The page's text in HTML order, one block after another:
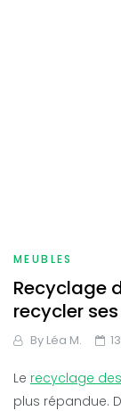
MEUBLES
Recyclage
recycler
By Léa M.
Le recyclage
plus répandue.